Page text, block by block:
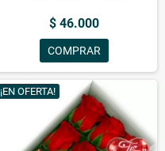
$ 46.000
COMPRAR
¡EN OFERTA!